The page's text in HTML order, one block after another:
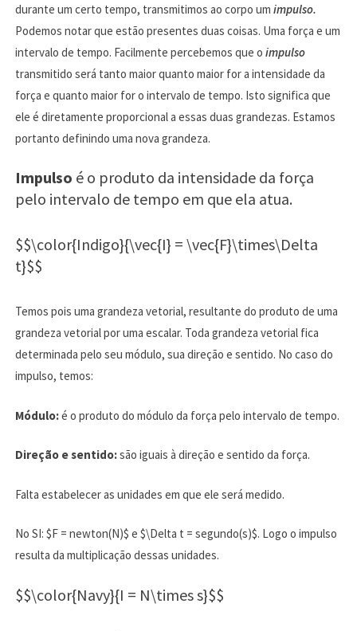
durante um certo tempo, transmitimos ao corpo um impulso.
Podemos notar que estão presentes duas coisas. Uma força e um
intervalo de tempo. Facilmente percebemos que o impulso
transmitido será tanto maior quanto maior for a intensidade da
força e quanto maior for o intervalo de tempo. Isto significa que
ele é diretamente proporcional a essas duas grandezas. Estamos
portanto definindo uma nova grandeza.
Impulso é o produto da intensidade da força
pelo intervalo de tempo em que ela atua.
$$\color{Indigo}{\vec{I} = \vec{F}\times\Delta
t}$$
Temos pois uma grandeza vetorial, resultante do produto de uma
grandeza vetorial por uma escalar. Toda grandeza vetorial fica
determinada pelo seu módulo, sua direção e sentido. No caso do
impulso, temos:
Módulo:é o produto do módulo da força pelo intervalo de tempo.
Direção e sentido:são iguais à direção e sentido da força.
Falta estabelecer as unidades em que ele será medido.
No SI: $F = newton(N)$ e $\Delta t = segundo(s)$. Logo o impulso
resulta da multiplicação dessas unidades.
$$\color{Navy}{I = N\times s}$$